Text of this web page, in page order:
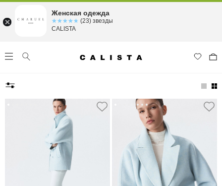
Женская одежда
☆☆☆☆☆
★★★★★ (23) звезды
CALISTA